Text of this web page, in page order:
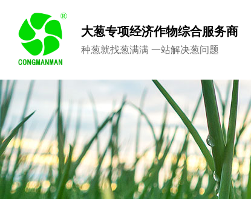
大葱专项经济作物综合服务商
种葱就找葱满满 一站解决葱问题